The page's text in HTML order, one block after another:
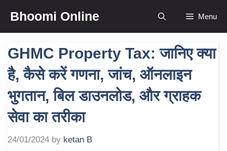
content
Bhoomi Online Menu
GHMC Property Tax: जानिए क्या
है, कैसे करें गणना, जांच, ऑनलाइन
भुगतान, बिल डाउनलोड, और ग्राहक
सेवा का तरीका
24/01/2024 by ketan B